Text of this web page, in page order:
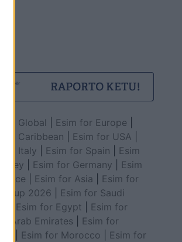
for Global Esim for Europe
for Caribbean
Esim for USA
for Italy
Esim for Spain
Esim
Esim for Germany
Esim
Esim for Asia
Esim for
Cup 2026
Esim for Saudi
Esim for Egypt
Esim for
Arab Emirates
Esim for
Esim for Morocco
Esim for